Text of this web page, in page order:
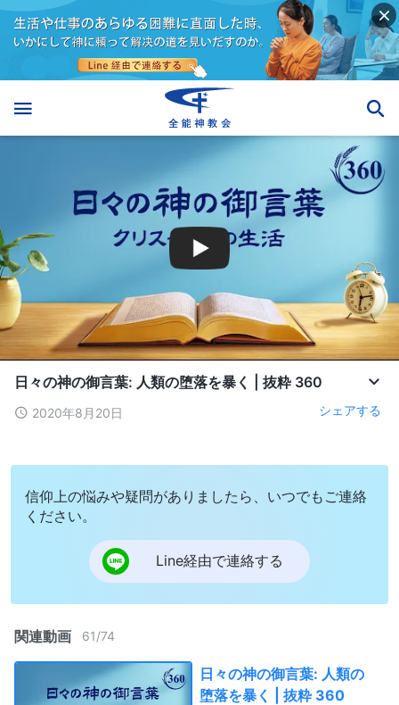
日々の神の御言葉: 人類の堕落を暴く | 抜粋 360
2020年8月20日 シェアする
信仰上の悩みや疑問がありましたら、いつでもご連絡
ください。
Line経由で連絡する
関連動画 61/74
日々の神の御言葉: 人類の
堕落を暴く | 抜粋 360